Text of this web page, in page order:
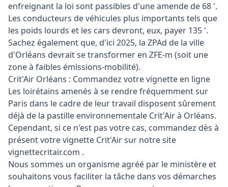
enfreignant la loi sont passibles d'une amende de 68 '.
Les conducteurs de véhicules plus importants tels que
les poids lourds et les cars devront, eux, payer 135 '.
Sachez également que, d'ici 2025, la ZPAd de la ville
d'Orléans devrait se transformer en ZFE-m (soit une
zone à faibles émissions-mobilité).
Crit'Air Orléans : Commandez votre vignette en ligne
Les loirétains amenés à se rendre fréquemment sur
Paris dans le cadre de leur travail disposent sûrement
déjà de la pastille environnementale Crit'Air à Orléans.
Cependant, si ce n'est pas votre cas, commandez dès à
présent votre vignette Crit'Air sur notre site
vignettecritair.com .
Nous sommes un organisme agréé par le ministère et
souhaitons vous faciliter la tâche dans vos démarches